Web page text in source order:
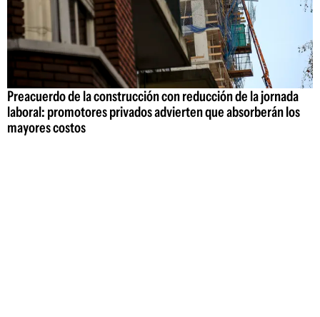
Preacuerdo de la construcción con reducción de la jornada
laboral: promotores privados advierten que absorberán los
mayores costos